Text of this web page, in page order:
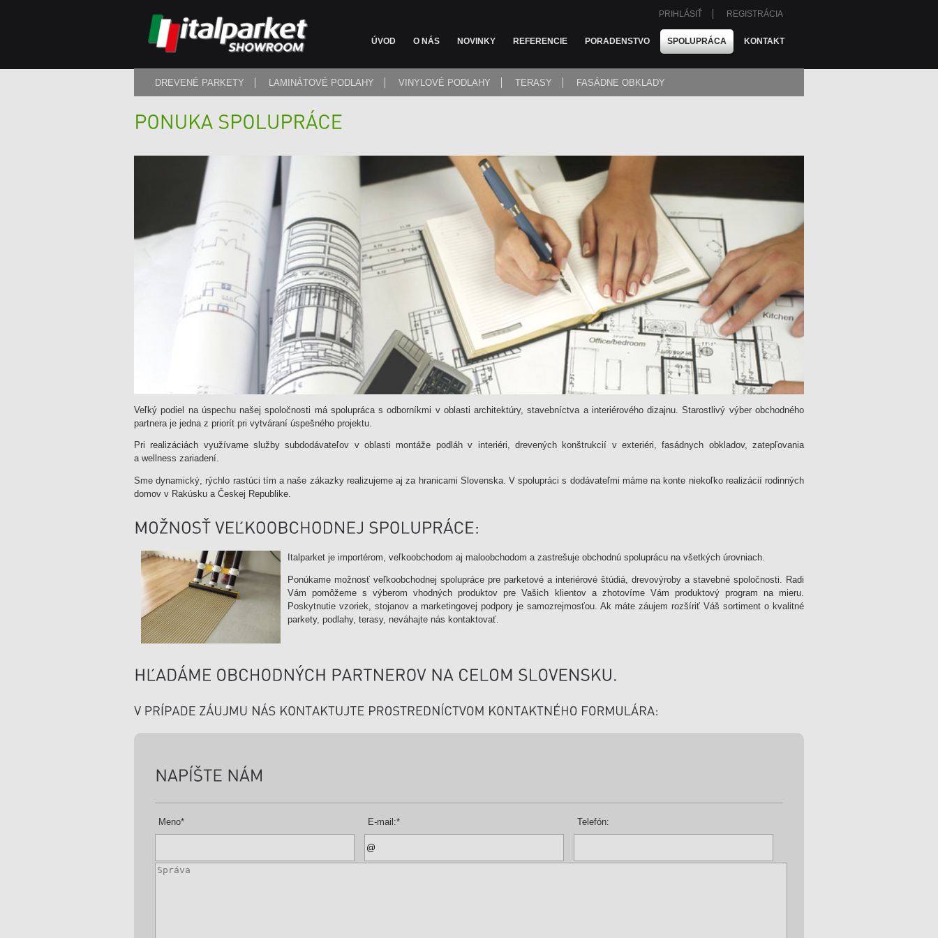
PRIHLÁSIŤ REGISTRÁCIA
ÚVOD O NÁS NOVINKY REFERENCIE PORADENSTVO SPOLUPRÁCA KONTAKT
DREVENÉ PARKETY LAMINÁTOVÉ PODLAHY VINYLOVÉ PODLAHY TERASY FASÁDNE OBKLADY
Veľký podiel na úspechu našej spoločnosti má spolupráca s odborníkmi v oblasti architektúry, stavebníctva a interiérového dizajnu. Starostlivý výber obchodného
partnera je jedna z priorít pri vytváraní úspešného projektu.
Pri realizáciách využívame služby subdodávateľov v oblasti montáže podláh v interiéri, drevených konštrukcií v exteriéri, fasádnych obkladov, zatepľovania
a wellness zariadení.
Sme dynamický, rýchlo rastúci tím a naše zákazky realizujeme aj za hranicami Slovenska. V spolupráci s dodávateľmi máme na konte niekoľko realizácií rodinných
domov v Rakúsku a Českej Republike.
Italparket je importérom, veľkoobchodom aj maloobchodom a zastrešuje obchodnú spoluprácu na všetkých úrovniach.
Ponúkame možnosť veľkoobchodnej spolupráce pre parketové a interiérové štúdiá, drevovýroby a stavebné spoločnosti. Radi
Vám pomôžeme s výberom vhodných produktov pre Vašich klientov a zhotovíme Vám produktový program na mieru.
Poskytnutie vzoriek, stojanov a marketingovej podpory je samozrejmosťou. Ak máte záujem rozšíriť Váš sortiment o kvalitné
parkety, podlahy, terasy, neváhajte nás kontaktovať.
Meno* E-mail:* Telefón:
Správa*